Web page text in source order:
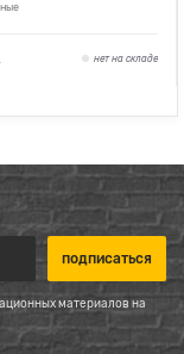
нет на складе
материалов на